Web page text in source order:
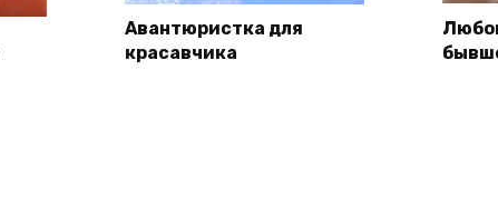
Авантюристка для
красавчика